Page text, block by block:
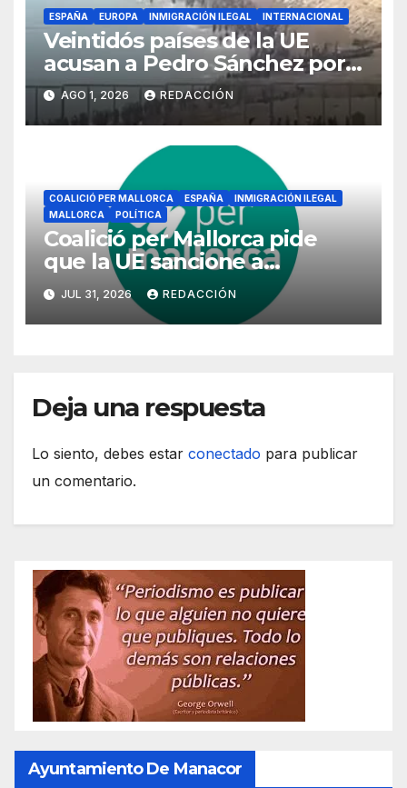
ESPAÑA EUROPA INMIGRACIÓN ILEGAL INTERNACIONAL
Veintidós países de la UE
acusan a Pedro Sánchez por
no evitar la invasión marroquí
AGO 1, 2026 REDACCIÓN
COALICIÓ PER MALLORCA ESPAÑA
INMIGRACIÓN ILEGAL
MALLORCA
POLÍTICA
Coalició per Mallorca pide
que la UE sancione a
Mohammed VI por la
«invasión migratoria»
JUL 31, 2026 REDACCIÓN
Deja una respuesta
Lo siento, debes estar conectado para publicar
un comentario.
Ayuntamiento De Manacor